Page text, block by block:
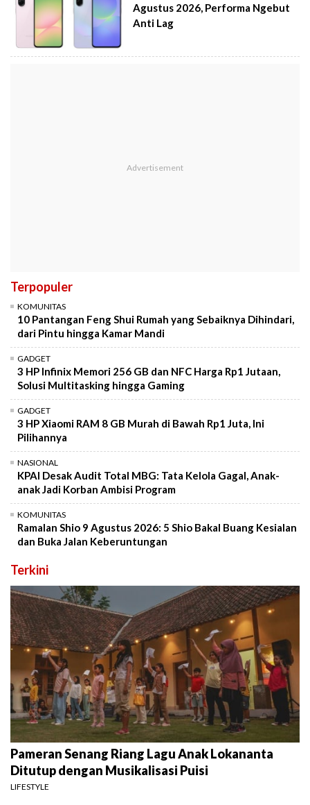
Agustus 2026, Performa Ngebut
Anti Lag
Terpopuler
KOMUNITAS
10 Pantangan Feng Shui Rumah yang Sebaiknya Dihindari,
dari Pintu hingga Kamar Mandi
GADGET
3 HP Infinix Memori 256 GB dan NFC Harga Rp1 Jutaan,
Solusi Multitasking hingga Gaming
GADGET
3 HP Xiaomi RAM 8 GB Murah di Bawah Rp1 Juta, Ini
Pilihannya
NASIONAL
KPAI Desak Audit Total MBG: Tata Kelola Gagal, Anak-
anak Jadi Korban Ambisi Program
KOMUNITAS
Ramalan Shio 9 Agustus 2026: 5 Shio Bakal Buang Kesialan
dan Buka Jalan Keberuntungan
Terkini
Pameran Senang Riang Lagu Anak Lokananta
Ditutup dengan Musikalisasi Puisi
LIFESTYLE